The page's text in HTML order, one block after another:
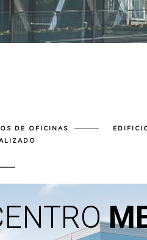
DE OFICINAS